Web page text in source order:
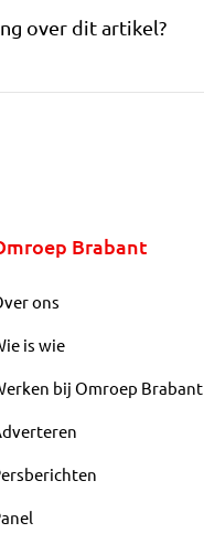
over dit artikel?
Brabant
ons
is wie
bij Omroep Brabant